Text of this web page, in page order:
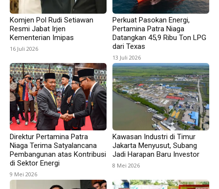
Komjen Pol Rudi Setiawan
Resmi Jabat Irjen
Kementerian Imipas
16 Juli 2026
Perkuat Pasokan Energi,
Pertamina Patra Niaga
Datangkan 45,9 Ribu Ton LPG
dari Texas
13 Juli 2026
Direktur Pertamina Patra
Niaga Terima Satyalancana
Pembangunan atas Kontribusi
di Sektor Energi
9 Mei 2026
Kawasan Industri di Timur
Jakarta Menyusut, Subang
Jadi Harapan Baru Investor
8 Mei 2026